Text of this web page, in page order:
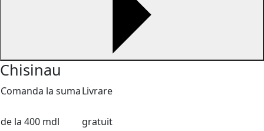
Chisinau
Comanda la sumaLivrare
de la 400 mdl gratuit